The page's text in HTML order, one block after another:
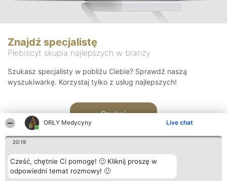
ORŁY Medycyny Live chat
20:19
Cześć, chętnie Ci pomogę! 🙂 Kliknij proszę w
odpowiedni temat rozmowy! 🙂
Znajdź specjalistę
Plebiscyt skupia najlepszych w branży
Szukasz specjalisty w pobliżu Ciebie? Sprawdź naszą
wyszukiwarkę. Korzystaj tylko z usług najlepszych!
Szukaj